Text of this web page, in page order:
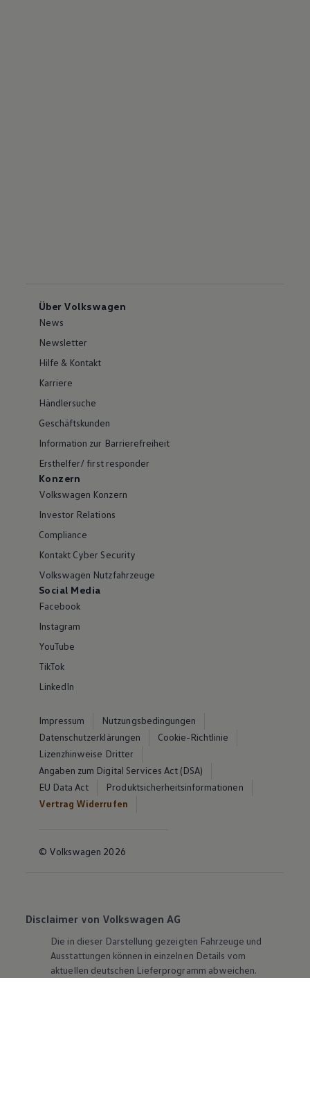
Über Volkswagen
News
Newsletter
Hilfe & Kontakt
Karriere
Händlersuche
Geschäftskunden
Information zur Barrierefreiheit
Ersthelfer/ first responder
Konzern
Volkswagen Konzern
Investor Relations
Compliance
Kontakt Cyber Security
Volkswagen Nutzfahrzeuge
Social Media
Facebook
Instagram
YouTube
TikTok
LinkedIn
Impressum
Nutzungsbedingungen
Datenschutzerklärungen
Cookie-Richtlinie
Lizenzhinweise Dritter
Angaben zum Digital Services Act (DSA)
EU Data Act
Produktsicherheitsinformationen
Vertrag Widerrufen
© Volkswagen 2026
Disclaimer von Volkswagen AG
Die in dieser Darstellung gezeigten Fahrzeuge und
Ausstattungen können in einzelnen Details vom
aktuellen deutschen Lieferprogramm abweichen.